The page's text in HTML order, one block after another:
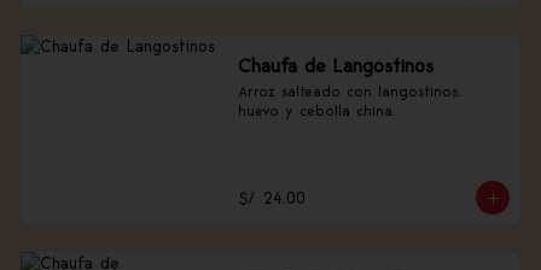
Chaufa de Langostinos
Arroz salteado con langostinos,
huevo y cebolla china.
S/ 24.00